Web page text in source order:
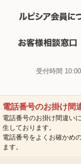
受付時間
電話番号のお掛け間
電話番号のお掛け間違い
生しております。
電話番号をよくお確かめ
ます。